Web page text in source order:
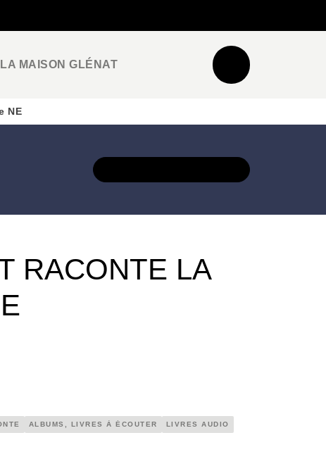
LA MAISON GLÉNAT
NE
RACONTE LA
ALBUMS, LIVRES À ÉCOUTER LIVRES AUDIO